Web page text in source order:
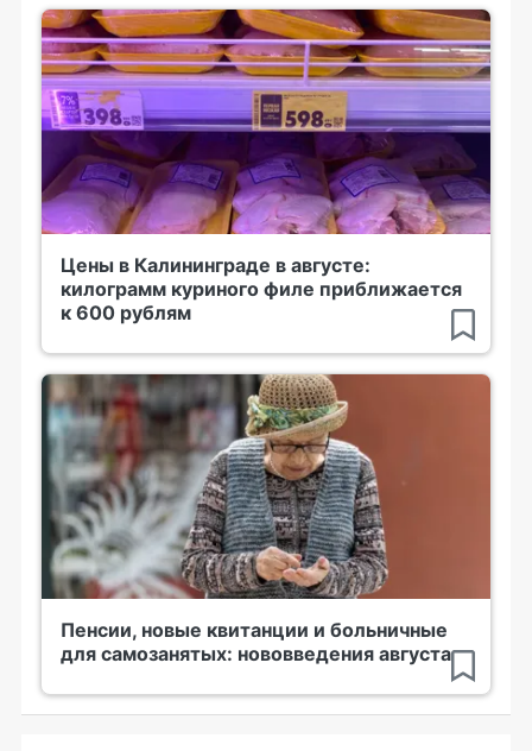
Цены в Калининграде в августе:
килограмм куриного филе приближается
к 600 рублям
Пенсии, новые квитанции и больничные
для самозанятых: нововведения августа